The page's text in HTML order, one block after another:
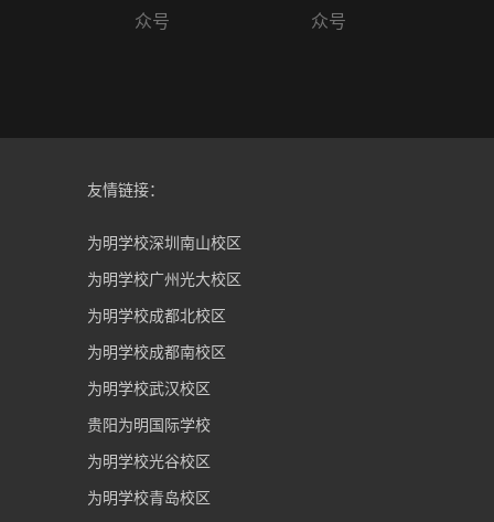
众号
众号
友情链接：
为明学校深圳南山校区
为明学校广州光大校区
为明学校成都北校区
为明学校成都南校区
为明学校武汉校区
贵阳为明国际学校
为明学校光谷校区
为明学校青岛校区